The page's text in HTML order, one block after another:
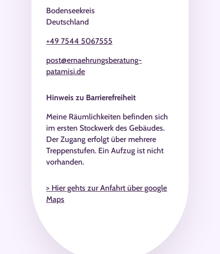
Bodenseekreis
Deutschland
+49 7544 5067555
post@ernaehrungsberatung-
patamisi.de
Hinweis zu Barrierefreiheit
Meine Räumlichkeiten befinden sich
im ersten Stockwerk des Gebäudes.
Der Zugang erfolgt über mehrere
Treppenstufen. Ein Aufzug ist nicht
vorhanden.
> Hier gehts zur Anfahrt über google
Maps